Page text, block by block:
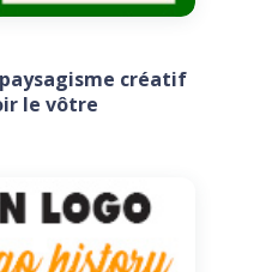
créatif
le vôtre